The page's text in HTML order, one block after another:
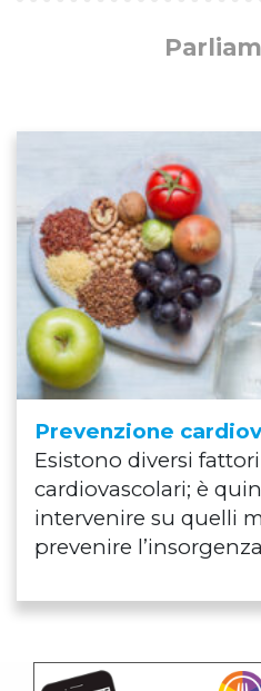
Prevenzione
Esistono diversi
cardiovascolari; è
intervenire su quelli
prevenire